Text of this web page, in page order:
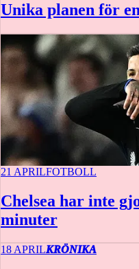
Unika planen för
21 APRILFOTBOLL
Chelsea har inte
minuter
18 APRILKRÖNIKA